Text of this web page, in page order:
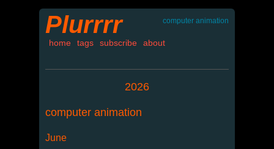
Plurrrr computer animation
home tags subscribe about
2026
computer animation
June